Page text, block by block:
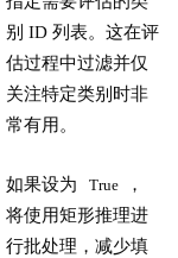
别 ID 列表。这在评
估过程中过滤并仅
关注特定类别时非
常有用。
如果设为 True
，
将使用矩形推理进
行批处理，减少填